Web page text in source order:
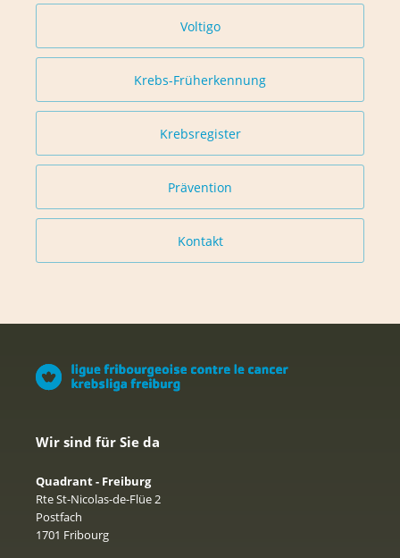
Voltigo
Krebs-Früherkennung
Krebsregister
Prävention
Kontakt
Wir sind für Sie da
Quadrant - Freiburg
Rte St-Nicolas-de-Flüe 2
Postfach
1701 Fribourg